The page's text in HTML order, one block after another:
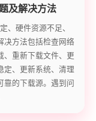
及解决方法
、硬件资源不足、
决方法包括检查网络
、重新下载文件、更
定、更新系统、清理
靠的下载源。遇到问